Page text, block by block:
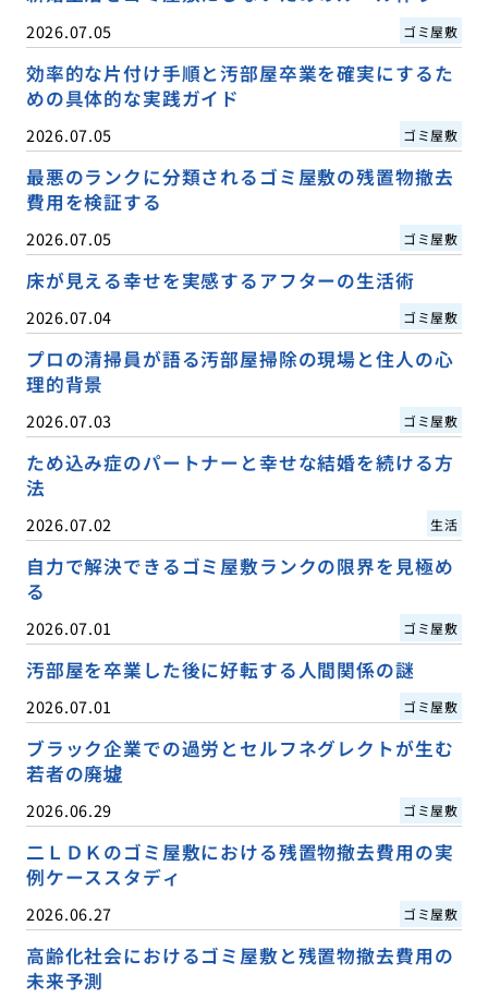
2026.07.05 ゴミ屋敷
効率的な片付け手順と汚部屋卒業を確実にするた
めの具体的な実践ガイド
2026.07.05 ゴミ屋敷
最悪のランクに分類されるゴミ屋敷の残置物撤去
費用を検証する
2026.07.05 ゴミ屋敷
床が見える幸せを実感するアフターの生活術
2026.07.04 ゴミ屋敷
プロの清掃員が語る汚部屋掃除の現場と住人の心
理的背景
2026.07.03 ゴミ屋敷
ため込み症のパートナーと幸せな結婚を続ける方
法
2026.07.02 生活
自力で解決できるゴミ屋敷ランクの限界を見極め
る
2026.07.01 ゴミ屋敷
汚部屋を卒業した後に好転する人間関係の謎
2026.07.01 ゴミ屋敷
ブラック企業での過労とセルフネグレクトが生む
若者の廃墟
2026.06.29 ゴミ屋敷
二ＬＤＫのゴミ屋敷における残置物撤去費用の実
例ケーススタディ
2026.06.27 ゴミ屋敷
高齢化社会におけるゴミ屋敷と残置物撤去費用の
未来予測